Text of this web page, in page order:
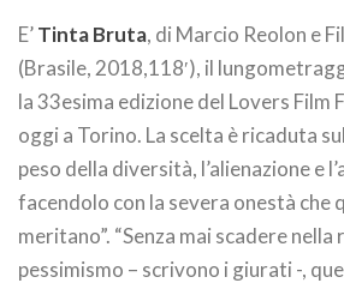
E’Tinta Bruta, di Marcio Reolon e
(Brasile, 2018,118′), il
la 33esima edizione del Lovers Film
oggi a Torino. La scelta è ricaduta
peso della diversità, l’alienazione e
facendolo con la severa onestà che
meritano”. “Senza mai scadere
pessimismo – scrivono i giurati -,